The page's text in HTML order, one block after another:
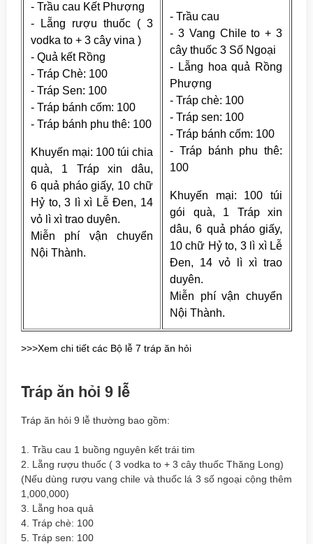
- Trầu cau Kết Phượng
- Lẵng rượu thuốc ( 3
vodka to + 3 cây vina )
- Quả kết Rồng
- Tráp Chè: 100
- Tráp Sen: 100
- Tráp bánh cốm: 100
- Tráp bánh phu thê: 100
Khuyến mại: 100 túi chia
quà, 1 Tráp xin dâu,
6 quả pháo giấy, 10 chữ
Hỷ to, 3 lì xì Lễ Đen, 14
vỏ lì xì trao duyên.
Miễn phí vận chuyển
Nội Thành.
- Trầu cau
- 3 Vang Chile to + 3
cây thuốc 3 Số Ngoại
- Lẵng hoa quả Rồng
Phượng
- Tráp chè: 100
- Tráp sen: 100
- Tráp bánh cốm: 100
- Tráp bánh phu thê:
100
Khuyến mại: 100 túi
gói quà, 1 Tráp xin
dâu, 6 quả pháo giấy,
10 chữ Hỷ to, 3 lì xì Lễ
Đen, 14 vỏ lì xì trao
duyên.
Miễn phí vận chuyển
Nội Thành.
>>>Xem chi tiết các Bộ lễ 7 tráp ăn hỏi
Tráp ăn hỏi 9 lễ
Tráp ăn hỏi 9 lễ thường bao gồm:
1. Trầu cau 1 buồng nguyên kết trái tim
2. Lẵng rượu thuốc ( 3 vodka to + 3 cây thuốc Thăng Long)
(Nếu dùng rượu vang chile và thuốc lá 3 số ngoại cộng thêm
1,000,000)
3. Lẵng hoa quả
4. Tráp chè: 100
5. Tráp sen: 100